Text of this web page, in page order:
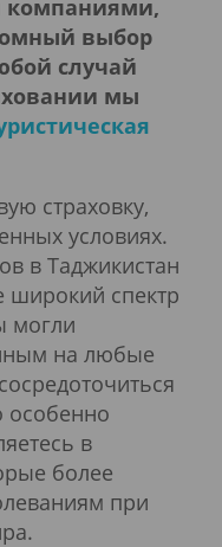
выбор
случай
мы
страховку,
условиях.
в Таджикистан
широкий спектр
могли
на любые
особенно
в
более
при